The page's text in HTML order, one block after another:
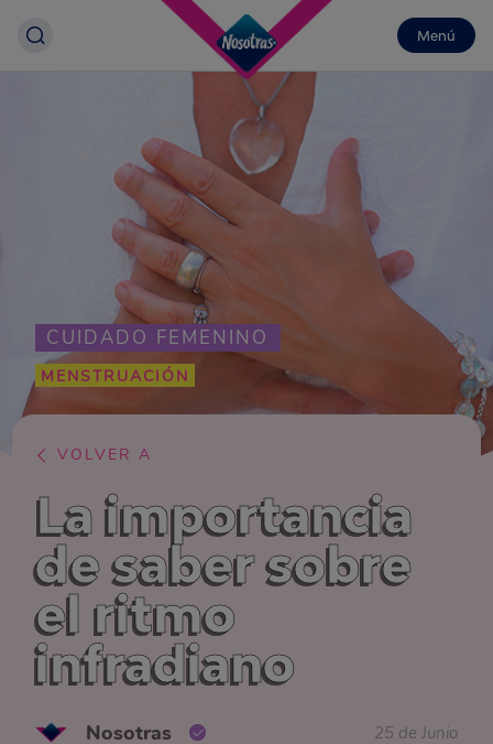
Menú
CUIDADO FEMENINO
MENSTRUACIÓN
VOLVER A
La importancia
de saber sobre
el ritmo
infradiano
Nosotras 25 de Junio